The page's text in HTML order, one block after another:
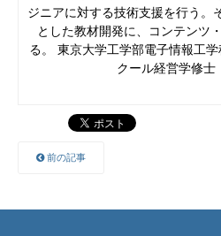
ジニアに対する技術支援を行う。
とした教材開発に、コンテンツ
る。 東京大学工学部電子情報工
クール経営学修士
前の記事